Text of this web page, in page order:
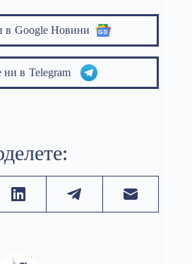
в Google Новини
ни в Telegram